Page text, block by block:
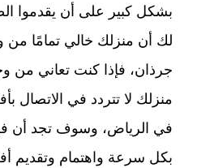
بشكل كبير على أن يقدموا
لك أن منزلك خالي تمامًا
جرذان، فإذا كنت تعاني
منزلك لا تتردد في
في الرياض، وسوف تجد أن
بكل سرعة واهتمام وتقديم